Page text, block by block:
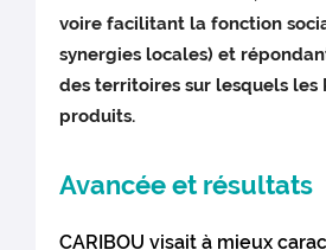
voire facilitant la fonction
synergies locales) et
des territoires sur lesquels les
produits.
Avancée et résultats
CARIBOU visait à mieux